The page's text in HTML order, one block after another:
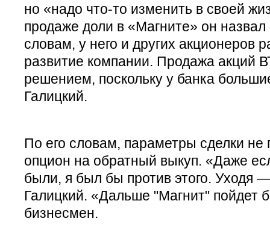
но «надо что-то изменить в своей
продаже доли в «Магните» он
словам, у него и других акционеров
развитие компании. Продажа акций
решением, поскольку у банка
Галицкий.
По его словам, параметры сделки не
опцион на обратный выкуп. «Даже
были, я был бы против этого. Уходя
Галицкий. «Дальше "Магнит" пойдет
бизнесмен.